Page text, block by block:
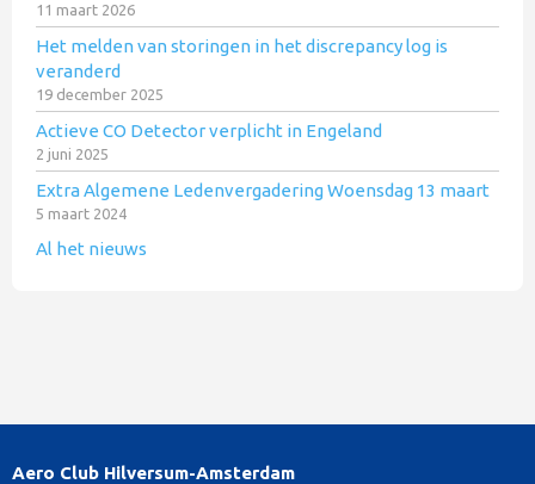
11 maart 2026
Het melden van storingen in het discrepancy log is
veranderd
19 december 2025
Actieve CO Detector verplicht in Engeland
2 juni 2025
Extra Algemene Ledenvergadering Woensdag 13 maart
5 maart 2024
Al het nieuws
Aero Club Hilversum-Amsterdam